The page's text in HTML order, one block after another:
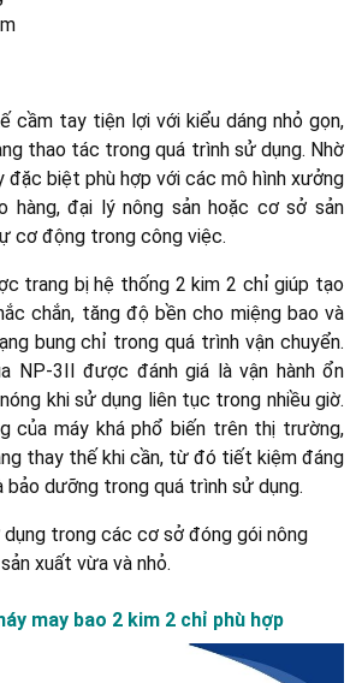
cầm tay tiện lợi với kiểu dáng nhỏ gọn,
thao tác trong quá trình sử dụng. Nhờ
đặc biệt phù hợp với các mô hình xưởng
hàng, đại lý nông sản hoặc cơ sở sản
cơ động trong công việc.
trang bị hệ thống 2 kim 2 chỉ giúp tạo
chắn, tăng độ bền cho miệng bao và
bung chỉ trong quá trình vận chuyển.
NP-3II được đánh giá là vận hành ổn
khi sử dụng liên tục trong nhiều giờ.
của máy khá phổ biến trên thị trường,
thay thế khi cần, từ đó tiết kiệm đáng
bảo dưỡng trong quá trình sử dụng.
dụng trong các cơ sở đóng gói nông
xuất vừa và nhỏ.
may bao 2 kim 2 chỉ phù hợp